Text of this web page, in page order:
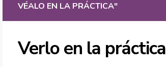
VÉALO EN LA PRÁCTICA"
Verlo en la práctica